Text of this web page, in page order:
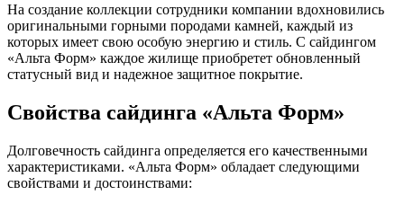
На создание коллекции сотрудники компании вдохновились
оригинальными горными породами камней, каждый из
которых имеет свою особую энергию и стиль. С сайдингом
«Альта Форм» каждое жилище приобретет обновленный
статусный вид и надежное защитное покрытие.
Свойства сайдинга «Альта Форм»
Долговечность сайдинга определяется его качественными
характеристиками. «Альта Форм» обладает следующими
свойствами и достоинствами: